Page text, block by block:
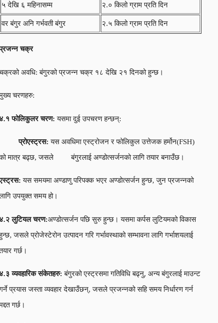
५ देखि ६ महिनासम्म २.० किलो ग्राम प्रति दिन
वर बंगुर अनि गर्भवती बंगुर २.५ किलो ग्राम प्रति दिन
चक्र
अवधि: बंगुरको प्रजन्न चक्र १८ देखि २१ दिनको हुन्छ।
चरणहरु:
फोलिकुलर चरण: यसमा दुई उपचरण हन्छन्:
प्रोएस्ट्रस: यस अवधिमा एस्ट्रोजन र फोलिकुल उत्तेजक हर्मोन(FSH)
मात्र बढ्छ, जसले बंगुरलाई अण्डोत्सर्जनको लागि तयार बनाउँछ।
यस समयमा अण्डाणु परिपक्क भएर अण्डोत्सर्जन हुन्छ, जुन प्रजन्नको
उपयुक्त समय हो।
लुटियल चरण:अण्डोत्सर्जन पछि सुरु हुन्छ। यसमा कर्पस लुटियमको विकास
जसले प्रोजेस्टेरोन उत्पादन गरि गर्भावस्थाको सम्भावना लागि गर्भाशयलाई
गर्छ।
व्यवहारिक संकेतहरु: बंगुरको एस्ट्रसमा गतिविधि बढ्नु, अन्य बंगुरलाई माउन्ट
प्रयास जस्ता व्यवहार देखाउँछन्, जसले प्रजन्नको सहि समय निर्धारण गर्न
गर्छ।